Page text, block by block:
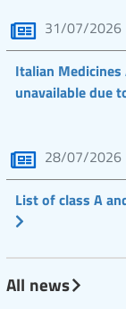
31/07/2026
Italian
unavailable due
28/07/2026
List of class A
All news